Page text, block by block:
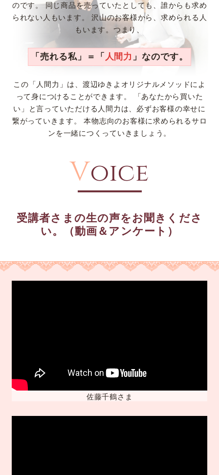
のです。同じ商品を売っていたとしても、誰からも求め
られない人もいます。
沢山のお客様から、求められる人
もいます。つまり、
「売れる私」＝「 人間力 」なのです。
この「人間力」は、渡辺ゆきよオリジナルメソッドによ
って身につけることができます。
「あなたから買いた
い」と言っていただける人間力は、必ずお客様の幸せに
繋がっていきます。
本物志向のお客様に求められるサロ
ンを一緒につくっていきましょう。
Voice
受講者さまの生の声をお聞きくださ
い。（動画＆アンケート）
佐藤千鶴さま